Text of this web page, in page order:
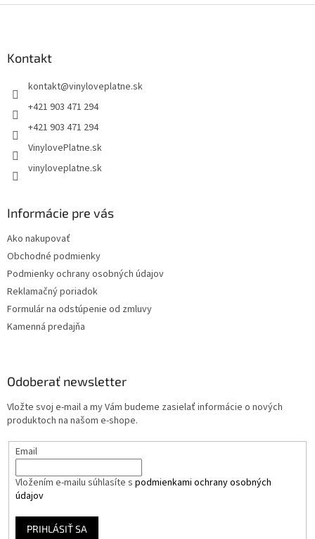
Kontakt
kontakt@vinyloveplatne.sk
+421 903 471 294
+421 903 471 294
VinylovePlatne.sk
vinyloveplatne.sk
Informácie pre vás
Ako nakupovať
Obchodné podmienky
Podmienky ochrany osobných údajov
Reklamačný poriadok
Formulár na odstúpenie od zmluvy
Kamenná predajňa
Odoberať newsletter
Vložte svoj e-mail a my Vám budeme zasielať informácie o nových
produktoch na našom e-shope.
Email
Vložením e-mailu súhlasíte s podmienkami ochrany osobných
údajov
PRIHLÁSIŤ SA